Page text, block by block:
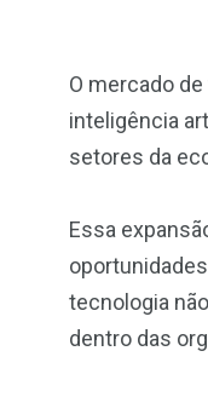
O mercado
inteligência
setores da
Essa
tecnologia
dentro das